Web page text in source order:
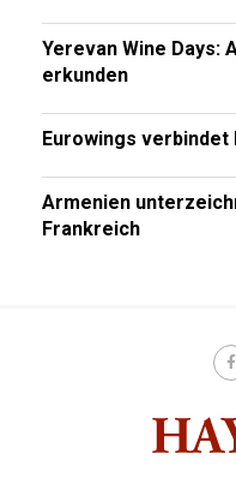
Yerevan Wine Days:
erkunden
Eurowings
Armenien
Frankreich